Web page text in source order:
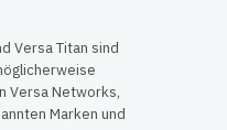
Versa Titan sind
Versa Networks,
Marken und